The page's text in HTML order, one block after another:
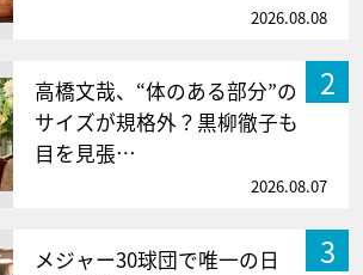
2026.08.08
2
高橋文哉、“体のある部分”の
サイズが規格外？黒柳徹子も
目を見張…
2026.08.07
3
メジャー30球団で唯一の日